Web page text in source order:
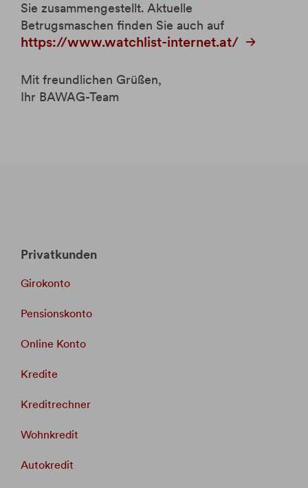
Sie zusammengestellt. Aktuelle
Betrugsmaschen finden Sie auch auf
https://www.watchlist-internet.at/
Mit freundlichen Grüßen,
Ihr BAWAG-Team
Privatkunden
Girokonto
Pensionskonto
Online Konto
Kredite
Kreditrechner
Wohnkredit
Autokredit